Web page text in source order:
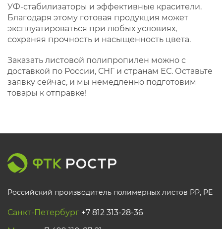
УФ-стабилизаторы и эффективные красители.
Благодаря этому готовая продукция может
эксплуатироваться при любых условиях,
сохраняя прочность и насыщенность цвета.
Заказать листовой полипропилен можно с
доставкой по России, СНГ и странам ЕС. Оставьте
заявку сейчас, и мы немедленно подготовим
товары к отправке!
Российский производитель полимерных листов РР, PE
Санкт-Петербург +7 812 313-28-36